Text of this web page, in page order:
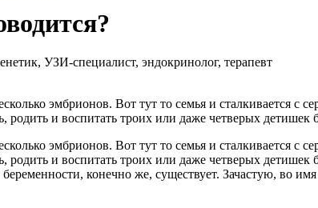
УЗИ-специалист, эндокринолог, терапевт
эмбрионов. Вот тут то семья и сталкивается с
и воспитать троих или даже четверых детишек
эмбрионов. Вот тут то семья и сталкивается с
и воспитать троих или даже четверых детишек
конечно же, существует. Зачастую, во